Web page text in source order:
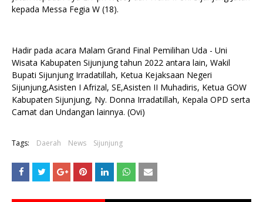
kepada Messa Fegia W (18).
Hadir pada acara Malam Grand Final Pemilihan Uda - Uni
Wisata Kabupaten Sijunjung tahun 2022 antara lain, Wakil
Bupati Sijunjung Irradatillah, Ketua Kejaksaan Negeri
Sijunjung,Asisten I Afrizal, SE,Asisten II Muhadiris, Ketua GOW
Kabupaten Sijunjung, Ny. Donna Irradatillah, Kepala OPD serta
Camat dan Undangan lainnya. (Ovi)
Tags: Daerah News Sijunjung